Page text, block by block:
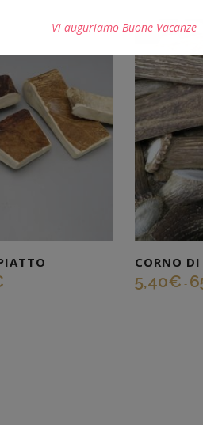
CORNO DI
5,40€ -
Vi auguriamo Buone Vacanze
Questo si chiuderà in secondi